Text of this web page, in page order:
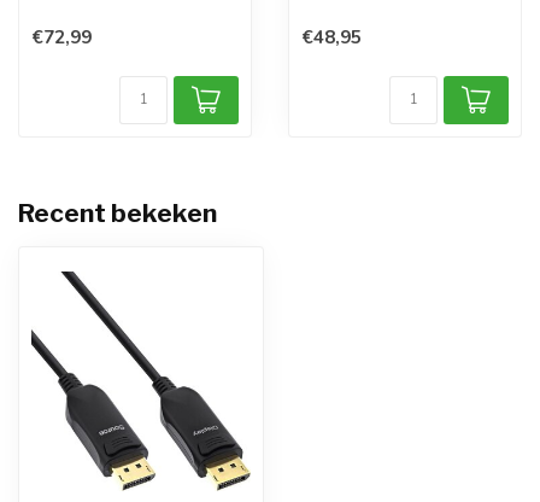
€72,99 €48,95
Recent bekeken